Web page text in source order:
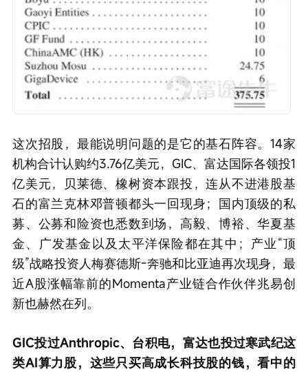
这次招股，最能说明问题的是它的基石阵容。14家
机构合计认购约3.76亿美元，GIC、富达国际各领投1
亿美元，贝莱德、橡树资本跟投，连从不进港股基
石的富兰克林邓普顿都头一回现身；国内顶级的私
募、公募和险资也悉数到场，高毅、博裕、华夏基
金、广发基金以及太平洋保险都在其中；产业“顶
级”战略投资人梅赛德斯-奔驰和比亚迪再次现身，最
近A股涨幅靠前的Momenta产业链合作伙伴兆易创
新也赫然在列。
GIC投过Anthropic、台积电，富达也投过寒武纪这
类AI算力股，这些只买高成长科技股的钱，看中的